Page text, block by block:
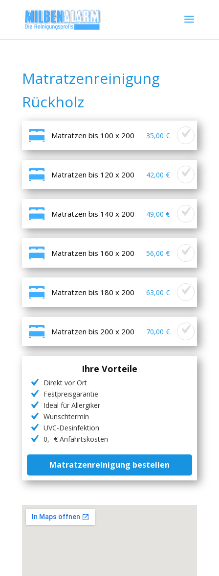
Matratzenreinigung
Rückholz
Matratzen bis 100 x 200 35,00 €
Matratzen bis 120 x 200 42,00 €
Matratzen bis 140 x 200 49,00 €
Matratzen bis 160 x 200 56,00 €
Matratzen bis 180 x 200 63,00 €
Matratzen bis 200 x 200 70,00 €
Ihre Vorteile
Direkt vor Ort
Festpreisgarantie
Ideal für Allergiker
Wunschtermin
UVC-Desinfektion
0,- € Anfahrtskosten
Matratzenreinigung bestellen